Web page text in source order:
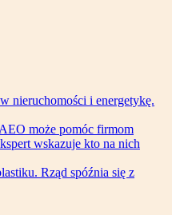
nieruchomości i energetykę.
może pomóc firmom
wskazuje kto na nich
Rząd spóźnia się z